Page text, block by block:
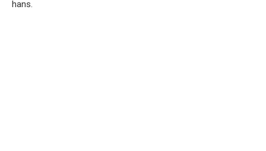
hans.